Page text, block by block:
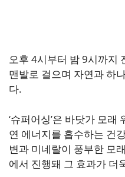
오후 4시부터 밤 9시까지
맨발로 걸으며 자연과 하
다.
‘슈퍼어싱’은 바닷가 모
연 에너지를 흡수하는 건
변과 미네랄이 풍부한 모
에서 진행돼 그 효과가 더